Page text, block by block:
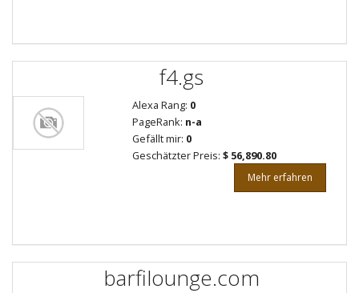
f4.gs
Alexa Rang: 0
PageRank: n-a
Gefällt mir: 0
Geschätzter Preis: $ 56,890.80
Mehr erfahren
barfilounge.com